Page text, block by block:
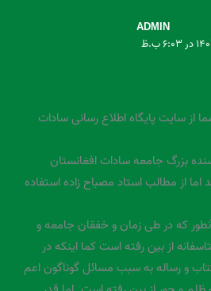
ADMIN
از سایت پایگاه اطلاع رسانی سادات
بزرگ جامعه سادات افغانستان
از مطالب استاد مصباح زاده استفاده
که در طی زمان و خفقان جامعه و
از بین رفته است کما اینکه در
و رساله به سبب مسائل گوناگون اعم